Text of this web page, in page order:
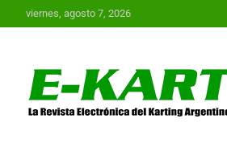
al
viernes, agosto 7, 2026